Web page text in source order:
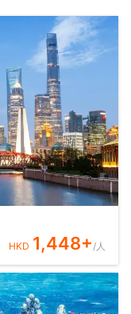
HKD 1,448+/人